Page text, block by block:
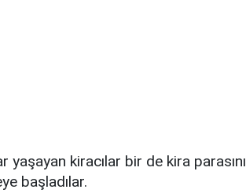
kiracılar bir de kira parasını
başladılar.